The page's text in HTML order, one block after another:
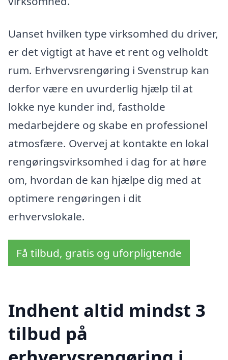
Uanset hvilken type virksomhed du driver,
er det vigtigt at have et rent og velholdt
rum. Erhvervsrengøring i Svenstrup kan
derfor være en uvurderlig hjælp til at
lokke nye kunder ind, fastholde
medarbejdere og skabe en professionel
atmosfære. Overvej at kontakte en lokal
rengøringsvirksomhed i dag for at høre
om, hvordan de kan hjælpe dig med at
optimere rengøringen i dit
erhvervslokale.
Få tilbud, gratis og uforpligtende
Indhent altid mindst 3
tilbud på